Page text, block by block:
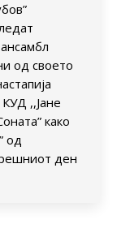
од своето
,,Јане
како
од
ден